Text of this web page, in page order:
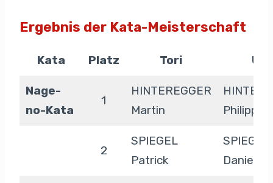
Ergebnis der Kata-Meisterschaft
Kata Platz Tori
Nage-
no-Kata
1
HINTEREGGER
Martin
Philipp
2
SPIEGEL
Patrick
SPIEGEL
Daniel